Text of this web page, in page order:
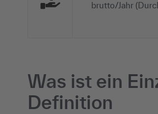
brutto/Jahr
Was ist ein
Definition